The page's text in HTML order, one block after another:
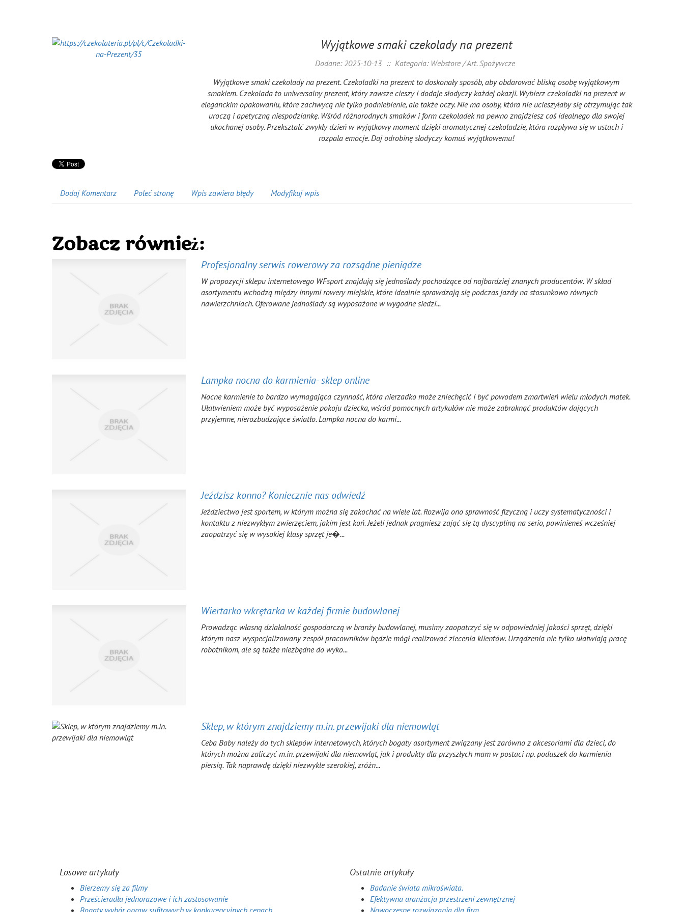
Wyjątkowe smaki czekolady na prezent
Dodane: 2025-10-13 :: Kategoria: Webstore / Art. Spożywcze
Wyjątkowe smaki czekolady na prezent. Czekoladki na prezent to doskonały sposób, aby obdarować bliską osobę wyjątkowym
smakiem. Czekolada to uniwersalny prezent, który zawsze cieszy i dodaje słodyczy każdej okazji. Wybierz czekoladki na prezent w
eleganckim opakowaniu, które zachwycą nie tylko podniebienie, ale także oczy. Nie ma osoby, która nie ucieszyłaby się otrzymując tak
uroczą i apetyczną niespodziankę. Wśród różnorodnych smaków i form czekoladek na pewno znajdziesz coś idealnego dla swojej
ukochanej osoby. Przekształć zwykły dzień w wyjątkowy moment dzięki aromatycznej czekoladzie, która rozpływa się w ustach i
rozpala emocje. Daj odrobinę słodyczy komuś wyjątkowemu!
Dodaj Komentarz Poleć stronę Wpis zawiera błędy Modyfikuj wpis
Zobacz również:
Profesjonalny serwis rowerowy za rozsądne pieniądze
W propozycji sklepu internetowego WFsport znajdują się jednoślady pochodzące od najbardziej znanych producentów. W skład
asortymentu wchodzą między innymi rowery miejskie, które idealnie sprawdzają się podczas jazdy na stosunkowo równych
nawierzchniach. Oferowane jednoślady są wyposażone w wygodne siedzi...
Lampka nocna do karmienia- sklep online
Nocne karmienie to bardzo wymagająca czynność, która nierzadko może zniechęcić i być powodem zmartwień wielu młodych matek.
Ułatwieniem może być wyposażenie pokoju dziecka, wśród pomocnych artykułów nie może zabraknąć produktów dających
przyjemne, nierozbudzające światło. Lampka nocna do karmi...
Jeździsz konno? Koniecznie nas odwiedź
Jeździectwo jest sportem, w którym można się zakochać na wiele lat. Rozwija ono sprawność fizyczną i uczy systematyczności i
kontaktu z niezwykłym zwierzęciem, jakim jest koń. Jeżeli jednak pragniesz zająć się tą dyscypliną na serio, powinieneś wcześniej
zaopatrzyć się w wysokiej klasy sprzęt je�...
Wiertarko wkrętarka w każdej firmie budowlanej
Prowadząc własną działalność gospodarczą w branży budowlanej, musimy zaopatrzyć się w odpowiedniej jakości sprzęt, dzięki
którym nasz wyspecjalizowany zespół pracowników będzie mógł realizować zlecenia klientów. Urządzenia nie tylko ułatwiają pracę
robotnikom, ale są także niezbędne do wyko...
Sklep, w którym znajdziemy m.in. przewijaki dla niemowląt
Ceba Baby należy do tych sklepów internetowych, których bogaty asortyment związany jest zarówno z akcesoriami dla dzieci, do
których można zaliczyć m.in. przewijaki dla niemowląt, jak i produkty dla przyszłych mam w postaci np. poduszek do karmienia
piersią. Tak naprawdę dzięki niezwykle szerokiej, zróżn...
Losowe artykuły
Bierzemy się za filmy
Prześcieradła jednorazowe i ich zastosowanie
Bogaty wybór opraw sufitowych w konkurencyjnych cenach
Ostatnie artykuły
Badanie świata mikroświata.
Efektywna aranżacja przestrzeni zewnętrznej
Nowoczesne rozwiązania dla firm